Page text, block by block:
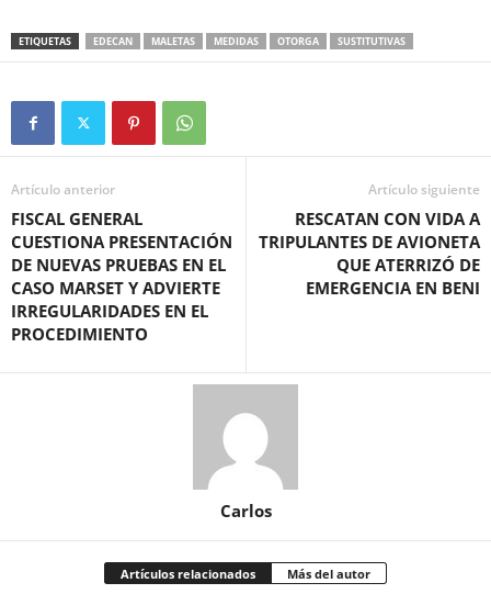
ETIQUETAS EDECAN MALETAS MEDIDAS OTORGA SUSTITUTIVAS
Artículo anterior
FISCAL GENERAL
CUESTIONA PRESENTACIÓN
DE NUEVAS PRUEBAS EN EL
CASO MARSET Y ADVIERTE
IRREGULARIDADES EN EL
PROCEDIMIENTO
Artículo siguiente
RESCATAN CON VIDA A
TRIPULANTES DE AVIONETA
QUE ATERRIZÓ DE
EMERGENCIA EN BENI
Carlos
Artículos relacionados Más del autor